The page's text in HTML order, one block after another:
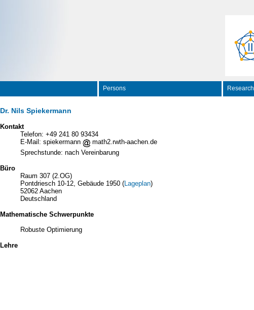
Persons Research
Dr. Nils Spiekermann
Kontakt
Telefon: +49 241 80 93434
E-Mail: spiekermann
math2.rwth-aachen.de
Sprechstunde: nach Vereinbarung
Büro
Raum 307 (2.OG)
Pontdriesch 10-12, Gebäude 1950 (Lageplan)
52062 Aachen
Deutschland
Mathematische Schwerpunkte
Robuste Optimierung
Lehre